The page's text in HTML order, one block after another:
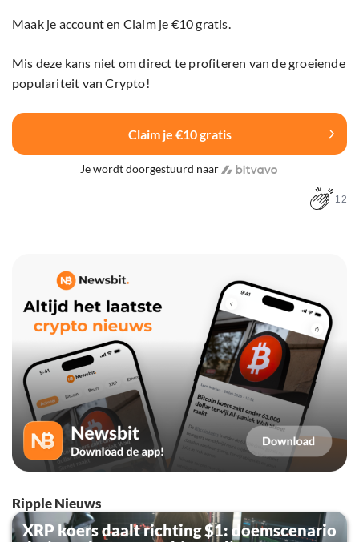
Maak je account en Claim je €10 gratis.
Mis deze kans niet om direct te profiteren van de groeiende
populariteit van Crypto!
Claim je €10 gratis
Je wordt doorgestuurd naar
12
Ripple Nieuws
XRP koers daalt richting $1: doemscenario